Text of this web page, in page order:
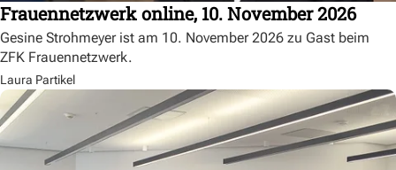
Frauennetzwerk online, 10. November 2026
Gesine Strohmeyer ist am 10. November 2026 zu Gast beim
ZFK Frauennetzwerk.
Laura Partikel